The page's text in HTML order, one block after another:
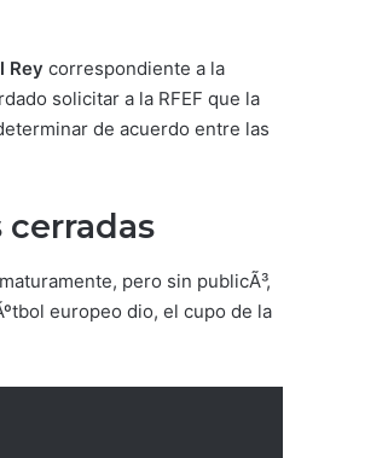
Rey correspondiente a la
solicitar a la RFEF que la
de acuerdo entre las
cerradas
pero sin publicÃ³,
europeo dio, el cupo de la